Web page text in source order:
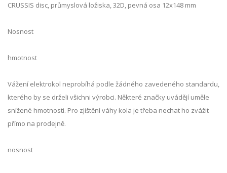
CRUSSIS disc, průmyslová ložiska, 32D, pevná osa 12x148 mm
Nosnost
hmotnost
Vážení elektrokol neprobíhá podle žádného zavedeného standardu,
kterého by se drželi všichni výrobci. Některé značky uvádějí uměle
snížené hmotnosti. Pro zjištění váhy kola je třeba nechat ho zvážit
přímo na prodejně.
nosnost